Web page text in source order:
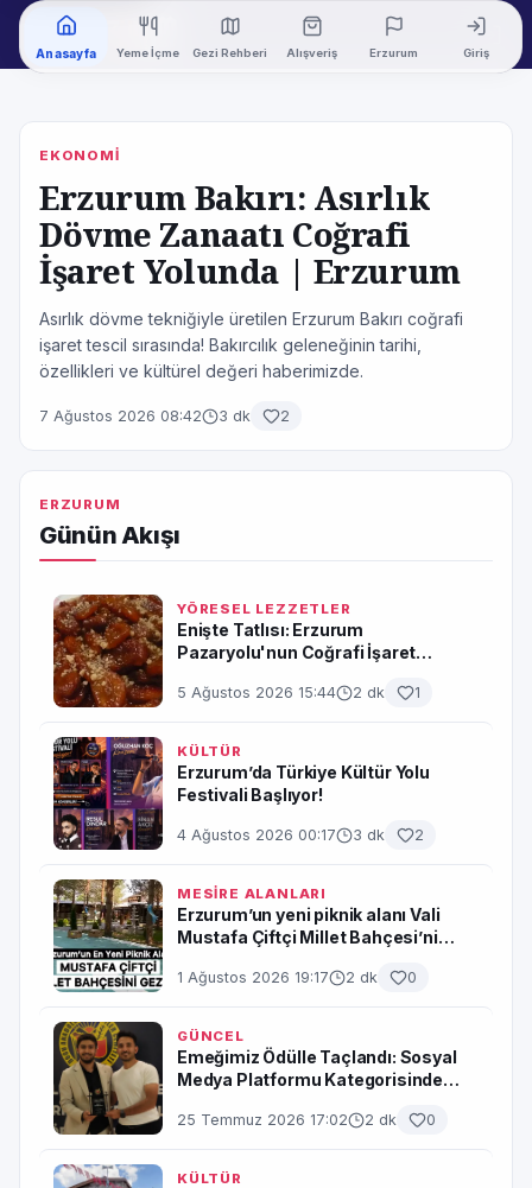
Anasayfa Yeme İçme Gezi Rehberi Alışveriş Erzurum Giriş
Erzurum Portalı Erzurum Portalı
Bu çarşıdan
alışveriş yaptınız
mı? ☕️ 19.
Erzurum’un ticari
Erzurum Portalı MekanErzurum
EKONOMİ
Erzurum Bakırı: Asırlık
Dövme Zanaatı Coğrafi
İşaret Yolunda | Erzurum
Asırlık dövme tekniğiyle üretilen Erzurum Bakırı coğrafi
işaret tescil sırasında! Bakırcılık geleneğinin tarihi,
özellikleri ve kültürel değeri haberimizde.
7 Ağustos 2026 08:42 3 dk 2
ERZURUM
Günün Akışı
YÖRESEL LEZZETLER
Enişte Tatlısı: Erzurum
Pazaryolu'nun Coğrafi İşaret
5 Ağustos 2026 15:44 2 dk 1
KÜLTÜR
Erzurum’da Türkiye Kültür Yolu
Festivali Başlıyor!
4 Ağustos 2026 00:17 3 dk 2
MESİRE ALANLARI
Erzurum’un yeni piknik alanı Vali
Mustafa Çiftçi Millet Bahçesi’ni
1 Ağustos 2026 19:17 2 dk 0
GÜNCEL
Emeğimiz Ödülle Taçlandı: Sosyal
Medya Platformu Kategorisinde
25 Temmuz 2026 17:02 2 dk 0
KÜLTÜR